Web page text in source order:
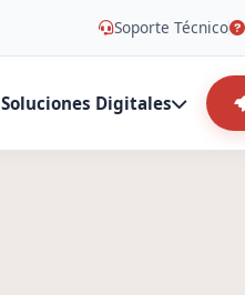
Soporte Técnico
Soluciones Digitales